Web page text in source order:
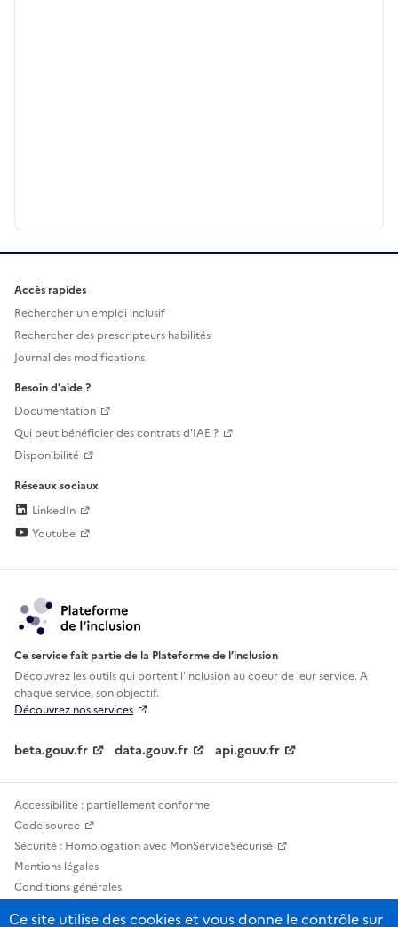
Accès rapides
Rechercher un emploi inclusif
Rechercher des prescripteurs habilités
Journal des modifications
Besoin d'aide ?
Documentation
Qui peut bénéficier des contrats d'IAE ?
Disponibilité
Réseaux sociaux
LinkedIn
Youtube
Ce service fait partie de la Plateforme de l’inclusion
Découvrez les outils qui portent l'inclusion aucoeur de leur service. A
chaque service, son objectif.
Découvrez nos services
beta.gouv.fr data.gouv.fr api.gouv.fr
Accessibilité : partiellement conforme
Code source
Sécurité : Homologation avec MonServiceSécurisé
Mentions légales
Conditions générales
Ce site utilise des cookies et vous donne le contrôle sur